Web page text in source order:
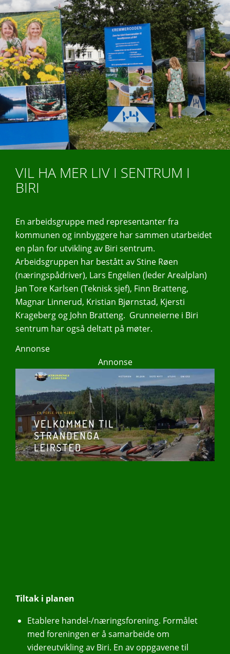
VIL HA MER LIV I SENTRUM I
BIRI
En arbeidsgruppe med representanter fra
kommunen og innbyggere har sammen utarbeidet
en plan for utvikling av Biri sentrum.
Arbeidsgruppen har bestått avStine Røen
(næringspådriver), Lars Engelien (leder Arealplan)
Jan Tore Karlsen (Teknisk sjef), Finn Bratteng,
Magnar Linnerud, Kristian Bjørnstad, Kjersti
Krageberg og John Bratteng. Grunneierne i Biri
sentrum har også deltatt på møter.
Annonse
Annonse
Tiltak i planen
Etablere handel-/næringsforening. Formålet
med foreningen er å samarbeide om
videreutvikling av Biri. En av oppgavene til